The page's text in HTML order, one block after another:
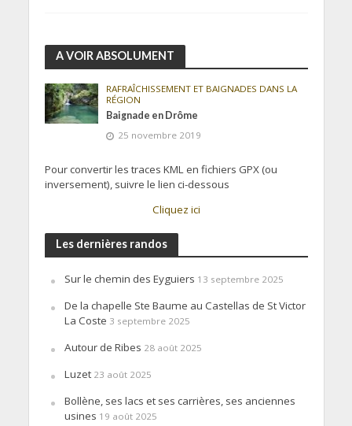
A VOIR ABSOLUMENT
RAFRAÎCHISSEMENT ET BAIGNADES DANS LA
RÉGION
Baignade en Drôme
25 novembre 2019
Pour convertir les traces KML en fichiers GPX (ou
inversement), suivre le lien ci-dessous
Cliquez ici
Les dernières randos
Sur le chemin des Eyguiers 13 septembre 2025
De la chapelle Ste Baume au Castellas de St Victor
La Coste 3 septembre 2025
Autour de Ribes 28 août 2025
Luzet 23 août 2025
Bollène, ses lacs et ses carrières, ses anciennes
usines 19 août 2025